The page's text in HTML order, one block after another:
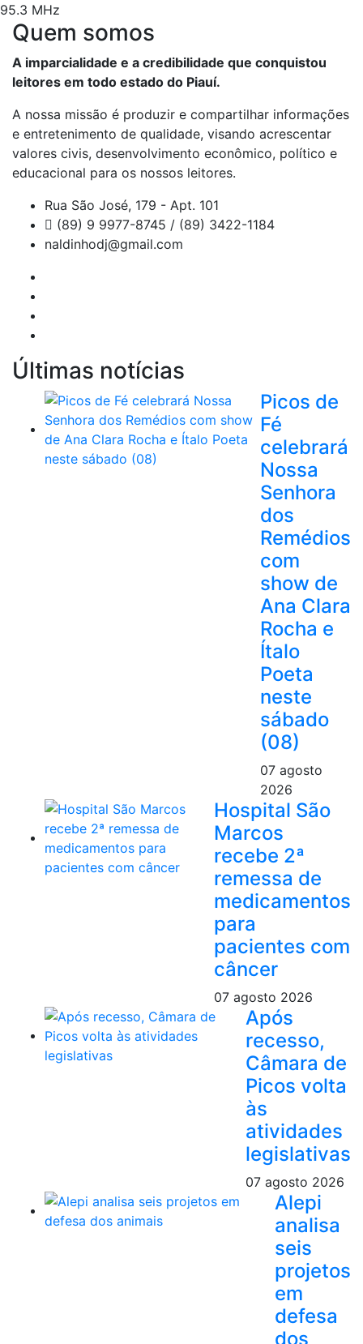
95.3 MHz
Quem somos
A imparcialidade e a credibilidade que conquistou
leitores em todo estado do Piauí.
A nossa missão é produzir e compartilhar informações
e entretenimento de qualidade, visando acrescentar
valores civis, desenvolvimento econômico, político e
educacional para os nossos leitores.
Rua São José, 179 - Apt. 101
(89) 9 9977-8745 / (89) 3422-1184
naldinhodj@gmail.com
Últimas notícias
Picos de
Fé
celebrará
Nossa
Senhora
dos
Remédios
com
show de
Ana Clara
Rocha e
Ítalo
Poeta
neste
sábado
(08)
07 agosto
2026
Hospital São
Marcos
recebe 2ª
remessa de
medicamentos
para
pacientes com
câncer
07 agosto 2026
Após
recesso,
Câmara de
Picos volta
às
atividades
legislativas
07 agosto 2026
Alepi
analisa
seis
projetos
em
defesa
dos